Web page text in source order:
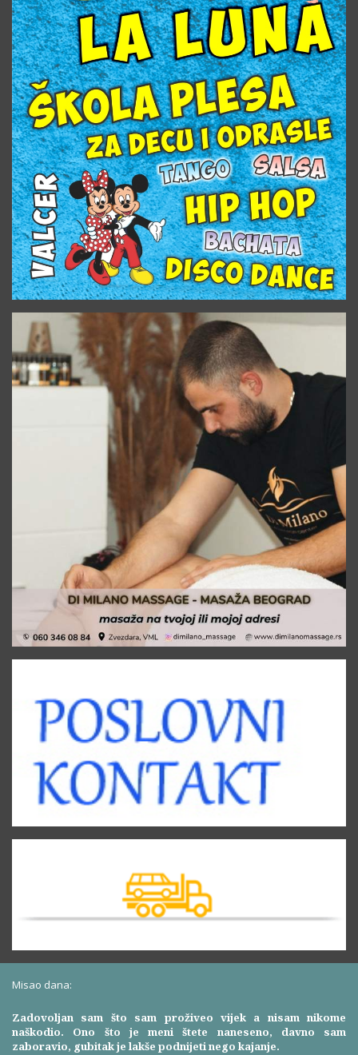
Misao dana:
Zadovoljan sam što sam proživeo vijek a nisam nikome
naškodio. Ono što je meni štete naneseno, davno sam
zaboravio, gubitak je lakše podnijeti nego kajanje.